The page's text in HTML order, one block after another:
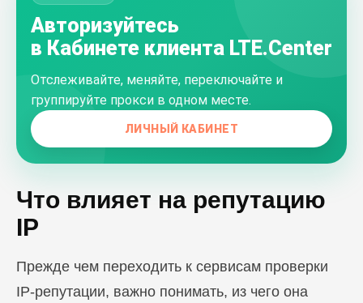
Авторизуйтесь
в Кабинете клиента LTE.Center
Отслеживайте, меняйте, переключайте и
группируйте прокси в одном месте.
ЛИЧНЫЙ КАБИНЕТ
Что влияет на репутацию
IP
Прежде чем переходить к сервисам проверки
IP-репутации, важно понимать, из чего она